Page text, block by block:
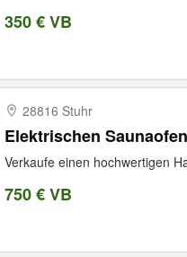
350 € VB
28816 Stuhr
Elektrischen
Verkaufe einen hochwertigen
750 € VB